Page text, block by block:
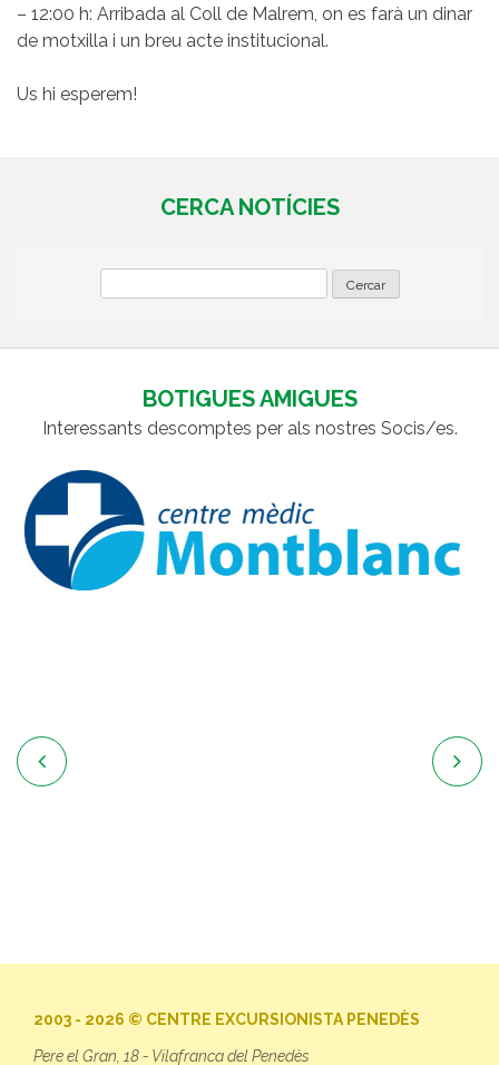
– 12:00 h: Arribada al Coll de Malrem, on es farà un dinar
de motxilla i un breu acte institucional.
Us hi esperem!
CERCA NOTÍCIES
BOTIGUES AMIGUES
Interessants descomptes per als nostres Socis/es.
 
2003 - 2026 © CENTRE EXCURSIONISTA PENEDÈS
Pere el Gran, 18 - Vilafranca del Penedès